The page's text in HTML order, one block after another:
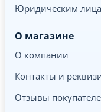
Юридическим
О магазине
О компании
Контакты и
Отзывы